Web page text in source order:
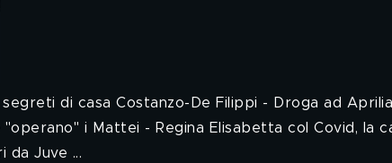
segreti di casa Costanzo-De Filippi - Droga ad
"operano" i Mattei - Regina Elisabetta col Covid, la
da Juve ...